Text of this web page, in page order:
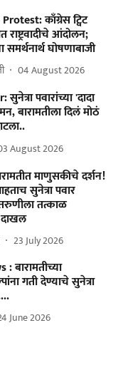
काँग्रेस ट्विट
राष्ट्रवादीचे आंदोलन;
समर्थनार्थ घोषणाबाजी
04 August 2026
पवारांच्या 'दादा
बारामतीला दिलं मोठं
August 2026
माणुसकीचे दर्शन!
सुनेत्रा पवार
तत्काळ
23 July 2026
बारामतीच्या
गती देण्याचे सुनेत्रा
June 2026